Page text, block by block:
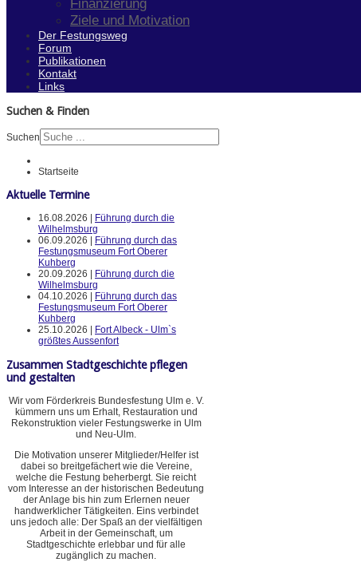
Finanzierung
Ziele und Motivation
Der Festungsweg
Forum
Publikationen
Kontakt
Links
Suchen & Finden
Suchen
Startseite
Aktuelle Termine
16.08.2026 |
Führung durch die
Wilhelmsburg
06.09.2026 |
Führung durch das
Festungsmuseum Fort Oberer
Kuhberg
20.09.2026 |
Führung durch die
Wilhelmsburg
04.10.2026 |
Führung durch das
Festungsmuseum Fort Oberer
Kuhberg
25.10.2026 |
Fort Albeck - Ulm`s
größtes Aussenfort
Zusammen Stadtgeschichte pflegen
und gestalten
Wir vom Förderkreis Bundesfestung Ulm e. V.
kümmern uns um Erhalt, Restauration und
Rekonstruktion vieler Festungswerke in Ulm
und Neu-Ulm.
Die Motivation unserer Mitglieder/Helfer ist
dabei so breitgefächert wie die Vereine,
welche die Festung beherbergt. Sie reicht
vom Interesse an der historischen Bedeutung
der Anlage bis hin zum Erlernen neuer
handwerklicher Tätigkeiten. Eins verbindet
uns jedoch alle: Der Spaß an der vielfältigen
Arbeit in der Gemeinschaft, um
Stadtgeschichte erlebbar und für alle
zugänglich zu machen.